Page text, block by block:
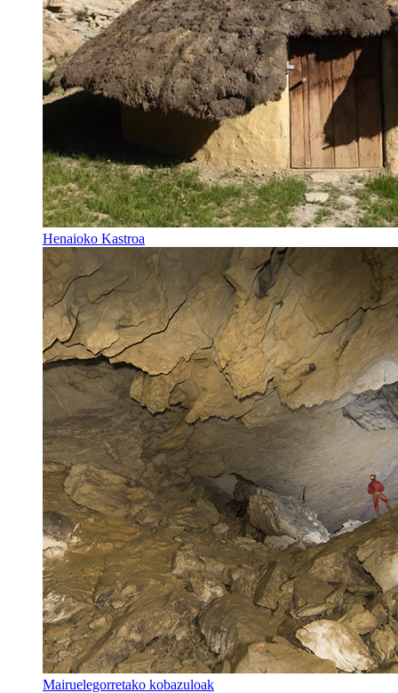
Henaioko Kastroa
Mairuelegorretako kobazuloak